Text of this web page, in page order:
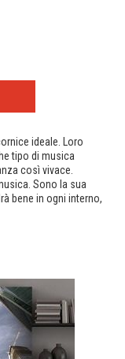
ideale. Loro
tipo di musica
così vivace.
Sono la sua
bene in ogni interno,